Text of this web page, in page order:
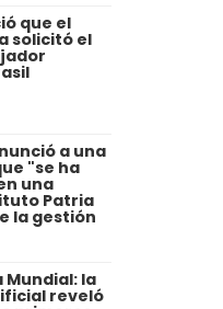
que el
solicitó el
a una
"se ha
una
Patria
la gestión
la
reveló